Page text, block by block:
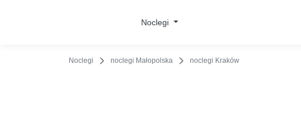
Noclegi
Udogodnienia
Noclegi noclegi Małopolska noclegi Kraków